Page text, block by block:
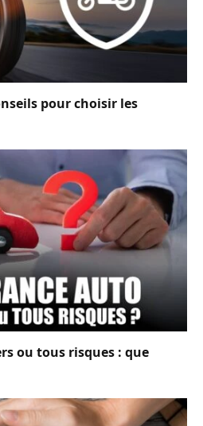
pour choisir les
ou tous risques : que